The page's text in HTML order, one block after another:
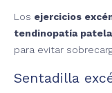
Los ejercicios
tendinopatía
para evitar
Sentadilla